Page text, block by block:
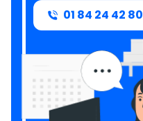
01 84 24 42 80